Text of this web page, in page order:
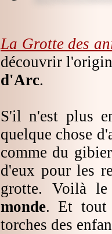
La Grotte des
découvrir
d'Arc.
S'il n'est plus
quelque chose
comme du
d'eux pour les
grotte. Voilà
monde. Et tout
torches des